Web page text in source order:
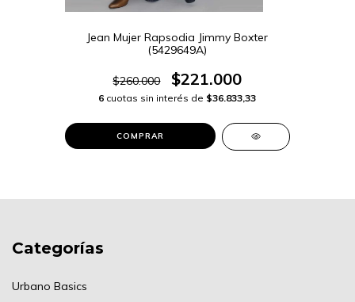
Jean Mujer Rapsodia Jimmy Boxter
(5429649A)
$260.000 $221.000
6 cuotas sin interés de $36.833,33
COMPRAR
Categorías
Urbano Basics